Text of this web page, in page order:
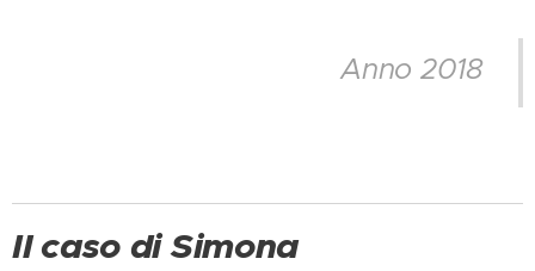
Anno 2018
Il caso di Simona